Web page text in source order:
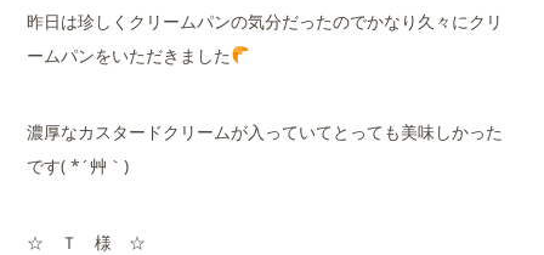
昨日は珍しくクリームパンの気分だったのでかなり久々にクリ
ームパンをいただきました
濃厚なカスタードクリームが入っていてとっても美味しかった
です( *´艸｀)
☆ Ｔ 様 ☆